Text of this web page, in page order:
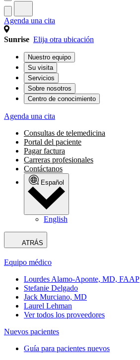
Agenda una cita
Sunrise Elija otra ubicación
Nuestro equipo
Su visita
Servicios
Sobre nosotros
Centro de conocimiento
Agenda una cita
Consultas de telemedicina
Portal del paciente
Pagar factura
Carreras profesionales
Contáctanos
Español
English
ATRÁS
Equipo médico
Lourdes Alamo-Aponte, MD, FAAP
Stefanie Delgado
Jack Murciano, MD
Laurel Lehman
Ver todos los proveedores
Nuevos pacientes
Guía para pacientes nuevos